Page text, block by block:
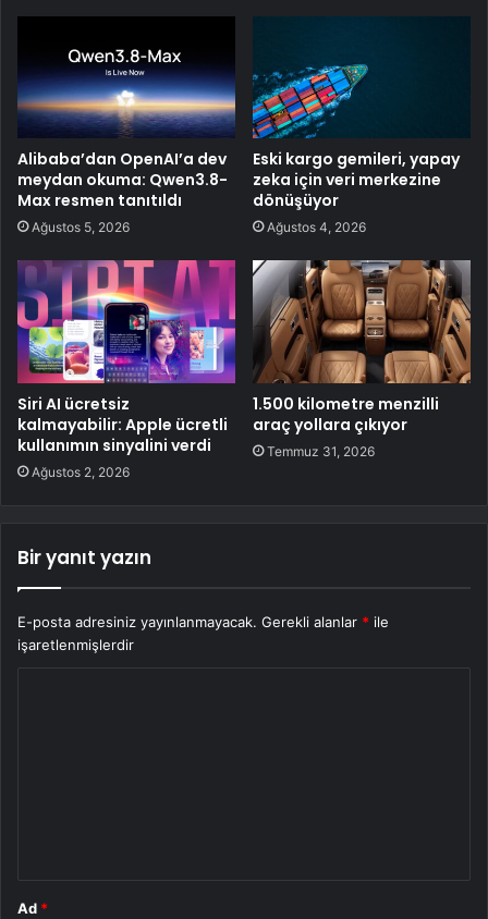
Alibaba’dan OpenAI’a dev
meydan okuma: Qwen3.8-
Max resmen tanıtıldı
Ağustos 5, 2026
Eski kargo gemileri, yapay
zeka için veri merkezine
dönüşüyor
Ağustos 4, 2026
Siri AI ücretsiz
kalmayabilir: Apple ücretli
kullanımın sinyalini verdi
Ağustos 2, 2026
1.500 kilometre menzilli
araç yollara çıkıyor
Temmuz 31, 2026
Bir yanıt yazın
E-posta adresiniz yayınlanmayacak. Gerekli alanlar * ile
işaretlenmişlerdir
Ad *